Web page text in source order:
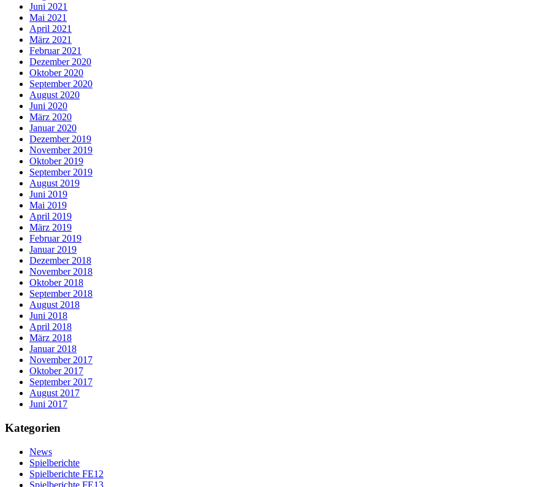
Juni 2021
Mai 2021
April 2021
März 2021
Februar 2021
Dezember 2020
Oktober 2020
September 2020
August 2020
Juni 2020
März 2020
Januar 2020
Dezember 2019
November 2019
Oktober 2019
September 2019
August 2019
Juni 2019
Mai 2019
April 2019
März 2019
Februar 2019
Januar 2019
Dezember 2018
November 2018
Oktober 2018
September 2018
August 2018
Juni 2018
April 2018
März 2018
Januar 2018
November 2017
Oktober 2017
September 2017
August 2017
Juni 2017
Kategorien
News
Spielberichte
Spielberichte FE12
Spielberichte FE13